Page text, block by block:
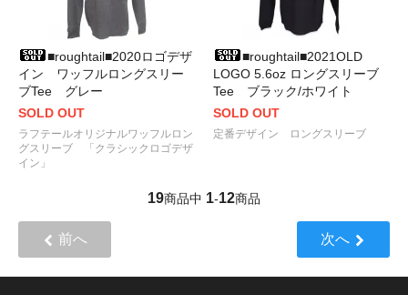
■roughtail■2020ロゴデザ
イン ワッフルロングスリー
ブTee グレー
SOLD OUT
ラフテールオリジナルワッフルロン
グスリーブ 「クラシックロゴデザ
イン」
■roughtail■2021OLD
LOGO 5.6oz ロングスリーブ
Tee ブラック/ホワイト
SOLD OUT
定番デザイン ロングスリーブ
19商品中 1-12商品
前へ 次へ